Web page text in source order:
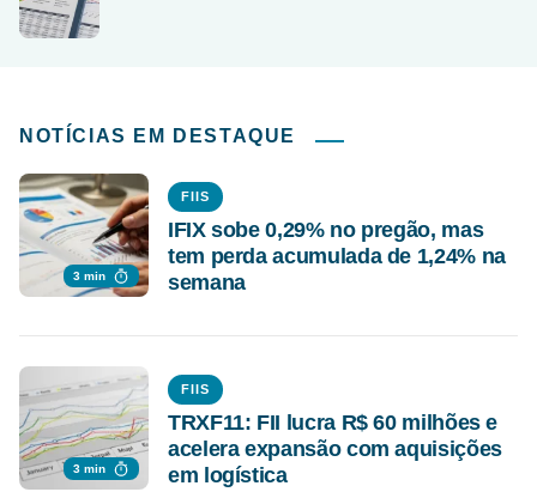
NOTÍCIAS EM DESTAQUE
3 min
FIIS
IFIX sobe 0,29% no pregão, mas
tem perda acumulada de 1,24% na
semana
3 min
FIIS
TRXF11: FII lucra R$ 60 milhões e
acelera expansão com aquisições
em logística